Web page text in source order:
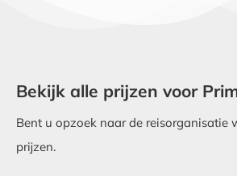
Bekijk alle prijzen voor
Bent u opzoek naar de reisorganisatie
prijzen.